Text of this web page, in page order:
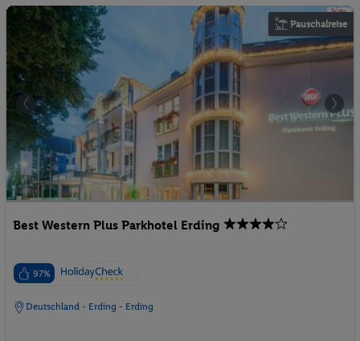
Pauschalreise
Best Western Plus Parkhotel Erding
97%
Deutschland - Erding - Erding